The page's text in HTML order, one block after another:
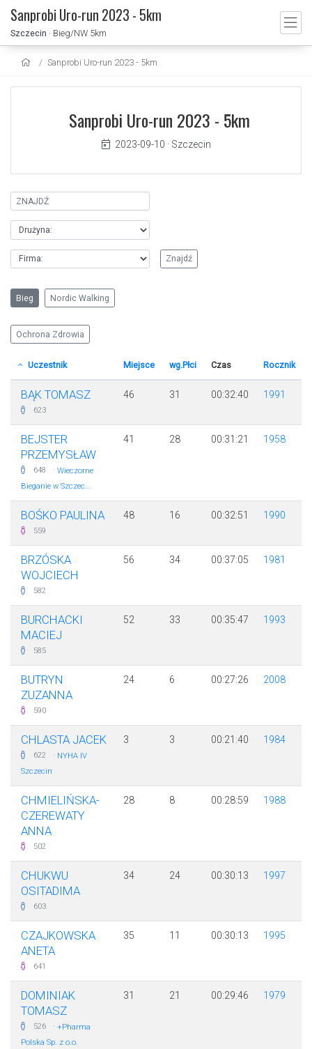
Sanprobi Uro-run 2023 - 5km
Szczecin · Bieg/NW 5km
Sanprobi Uro-run 2023 - 5km
Sanprobi Uro-run 2023 - 5km
2023-09-10 · Szczecin
Bieg Nordic Walking
Ochrona Zdrowia
Uczestnik Miejsce wg.Płci Czas Rocznik
BĄK TOMASZ
623
46 31 00:32:40 1991
BEJSTER
PRZEMYSŁAW
648 · Wieczorne
Bieganie w Szczec...
41 28 00:31:21 1958
BOŚKO PAULINA
559
48 16 00:32:51 1990
BRZÓSKA
WOJCIECH
582
56 34 00:37:05 1981
BURCHACKI
MACIEJ
585
52 33 00:35:47 1993
BUTRYN
ZUZANNA
590
24 6 00:27:26 2008
CHLASTA JACEK
622 · NYHA IV
Szczecin
3 3 00:21:40 1984
CHMIELIŃSKA-
CZEREWATY
ANNA
502
28 8 00:28:59 1988
CHUKWU
OSITADIMA
603
34 24 00:30:13 1997
CZAJKOWSKA
ANETA
641
35 11 00:30:13 1995
DOMINIAK
TOMASZ
526 · +Pharma
Polska Sp. z o.o.
31 21 00:29:46 1979